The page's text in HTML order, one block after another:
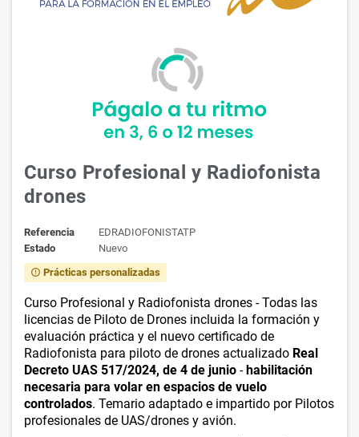
Curso Profesional y Radiofonista
drones
Referencia
EDRADIOFONISTATP
Estado
Nuevo
error_outline Prácticas personalizadas
Curso Profesional y Radiofonista drones - Todas las
licencias de Piloto de Drones incluida la formación y
evaluación práctica y el nuevo certificado de
Radiofonista para piloto de drones actualizado Real
Decreto UAS 517/2024, de 4 de junio -habilitación
necesaria para volar en espacios de vuelo
controlados. Temario adaptado e impartido por Pilotos
profesionales de UAS/drones y avión.